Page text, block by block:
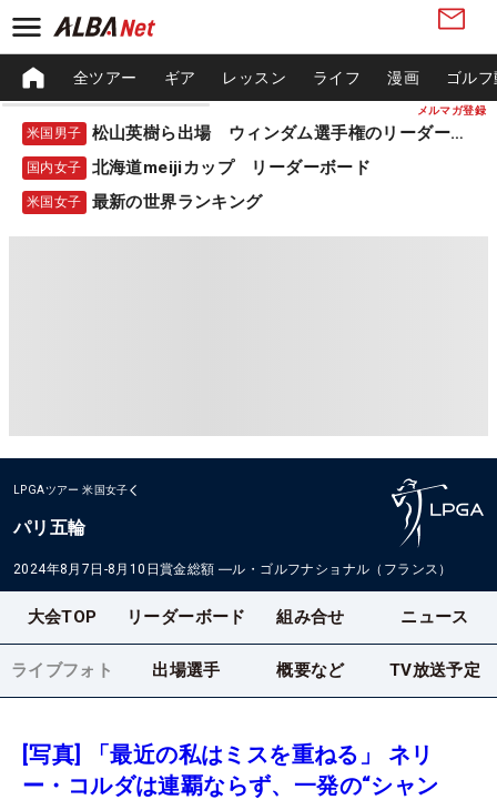
メルマガ登録
全ツアー ギア レッスン ライフ 漫画 ゴル
米国男子 松山英樹ら出場 ウィンダム選手権のリーダーボード
国内女子 北海道meijiカップ リーダーボード
米国女子 最新の世界ランキング
LPGAツアー 米国女子
パリ五輪
2024年8月7日-8月10日賞金総額 ―ル・ゴルフナショナル（フランス）
大会TOP リーダーボード 組み合せ ニュース
ライブフォト 出場選手 概要など TV放送予定
[写真] 「最近の私はミスを重ねる」 ネリ
ー・コルダは連覇ならず、一発の“シャン